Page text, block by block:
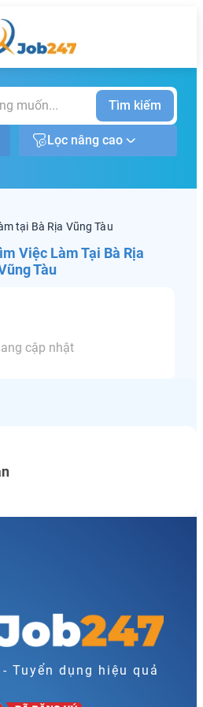
Tìm kiếm
Lọc nâng cao
tại Bà Rịa Vũng Tàu
Việc Làm Tại Bà Rịa
Tàu
cập nhật
Tuyển dụng hiệu quả